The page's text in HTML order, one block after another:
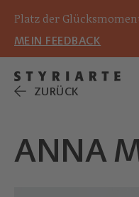
Platz der
MEIN FEEDBACK
ZURÜCK
ANNA